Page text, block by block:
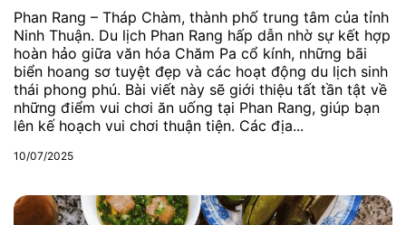
Phan Rang – Tháp Chàm, thành phố trung tâm của tỉnh
Ninh Thuận. Du lịch Phan Rang hấp dẫn nhờ sự kết hợp
hoàn hảo giữa văn hóa Chăm Pa cổ kính, những bãi
biển hoang sơ tuyệt đẹp và các hoạt động du lịch sinh
thái phong phú. Bài viết này sẽ giới thiệu tất tần tật về
những điểm vui chơi ăn uống tại Phan Rang, giúp bạn
lên kế hoạch vui chơi thuận tiện. Các địa...
10/07/2025